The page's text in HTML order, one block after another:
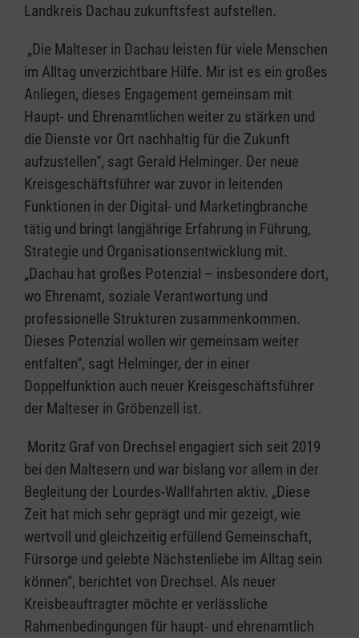
Landkreis Dachau zukunftsfest aufstellen.
„Die Malteser in Dachau leisten für viele Menschen
im Alltag unverzichtbare Hilfe. Mir ist es ein großes
Anliegen, dieses Engagement gemeinsam mit
Haupt- und Ehrenamtlichen weiter zu stärken und
die Dienste vor Ort nachhaltig für die Zukunft
aufzustellen“, sagt Gerald Helminger. Der neue
Kreisgeschäftsführer war zuvor in leitenden
Funktionen in der Digital- und Marketingbranche
tätig und bringt langjährige Erfahrung in Führung,
Strategie und Organisationsentwicklung mit.
„Dachau hat großes Potenzial – insbesondere dort,
wo Ehrenamt, soziale Verantwortung und
professionelle Strukturen zusammenkommen.
Dieses Potenzial wollen wir gemeinsam weiter
entfalten“, sagt Helminger, der in einer
Doppelfunktion auch neuer Kreisgeschäftsführer
der Malteser in Gröbenzell ist.
Moritz Graf von Drechsel engagiert sich seit 2019
bei den Maltesern und war bislang vor allem in der
Begleitung der Lourdes-Wallfahrten aktiv. „Diese
Zeit hat mich sehr geprägt und mir gezeigt, wie
wertvoll und gleichzeitig erfüllend Gemeinschaft,
Fürsorge und gelebte Nächstenliebe im Alltag sein
können“, berichtet von Drechsel. Als neuer
Kreisbeauftragter möchte er verlässliche
Rahmenbedingungen für haupt- und ehrenamtlich